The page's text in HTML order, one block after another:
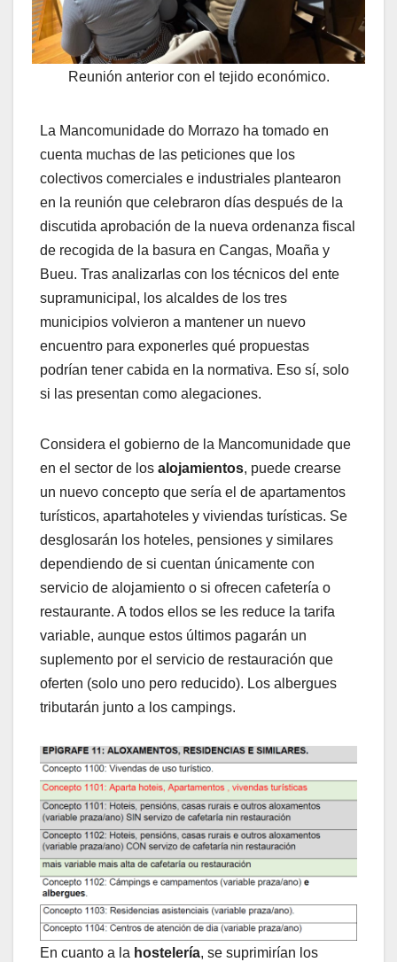
Reunión anterior con el tejido económico.
La Mancomunidade do Morrazo ha tomado en
cuenta muchas de las peticiones que los
colectivos comerciales e industriales plantearon
en la reunión que celebraron días después de la
discutida aprobación de la nueva ordenanza fiscal
de recogida de la basura en Cangas, Moaña y
Bueu. Tras analizarlas con los técnicos del ente
supramunicipal, los alcaldes de los tres
municipios volvieron a mantener un nuevo
encuentro para exponerles qué propuestas
podrían tener cabida en la normativa. Eso sí, solo
si las presentan como alegaciones.
Considera el gobierno de la Mancomunidade que
en el sector de los alojamientos, puede crearse
un nuevo concepto que sería el de apartamentos
turísticos, apartahoteles y viviendas turísticas. Se
desglosarán los hoteles, pensiones y similares
dependiendo de si cuentan únicamente con
servicio de alojamiento o si ofrecen cafetería o
restaurante. A todos ellos se les reduce la tarifa
variable, aunque estos últimos pagarán un
suplemento por el servicio de restauración que
oferten (solo uno pero reducido). Los albergues
tributarán junto a los campings.
En cuanto a la hostelería, se suprimirían los